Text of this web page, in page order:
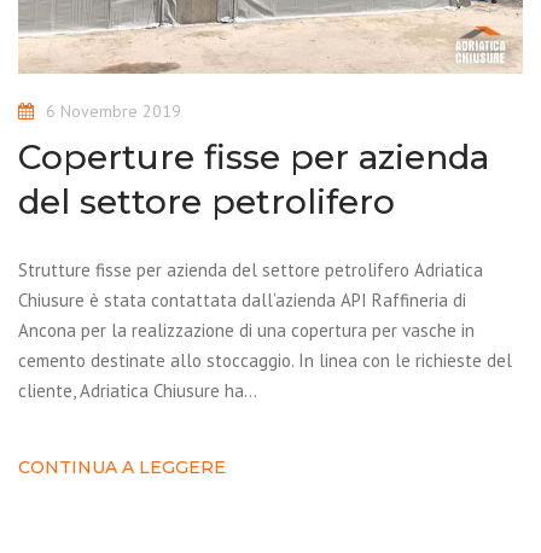
6 Novembre 2019
Coperture fisse per azienda
del settore petrolifero
Strutture fisse per azienda del settore petrolifero Adriatica
Chiusure è stata contattata dall’azienda API Raffineria di
Ancona per la realizzazione di una copertura per vasche in
cemento destinate allo stoccaggio. In linea con le richieste del
cliente, Adriatica Chiusure ha…
CONTINUA A LEGGERE